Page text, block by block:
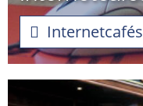
Internetcafés